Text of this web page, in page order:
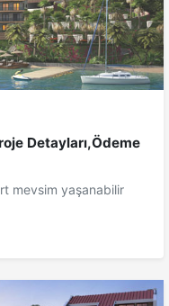
Detayları,Ödeme
mevsim yaşanabilir